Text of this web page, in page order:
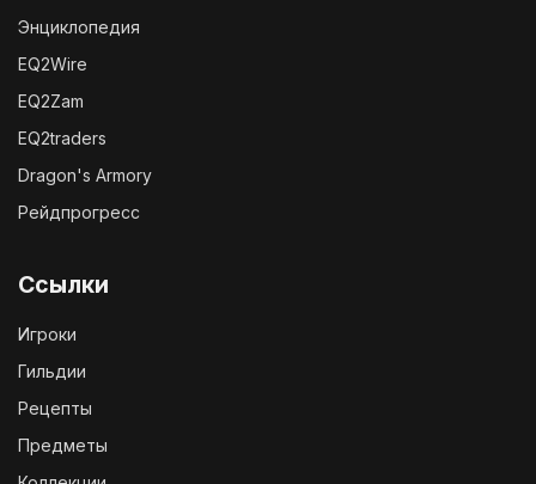
Энциклопедия
EQ2Wire
EQ2Zam
EQ2traders
Dragon's Armory
Рейдпрогресс
Ссылки
Игроки
Гильдии
Рецепты
Предметы